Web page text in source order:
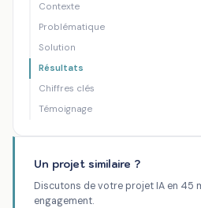
B2B
Un assistant IA pour
propositions
mesure
Marketing et communication B2B
19 novembre 2025
Contexte
Problématique
Solution
Résultats
Chiffres clés
Témoignage
Un projet similaire ?
Discutons de votre projet IA en 45
engagement.